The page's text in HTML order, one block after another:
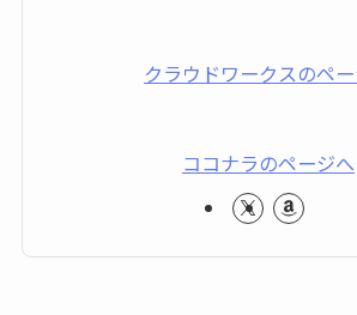
クラウドワークスのペ
ココナラのページへ